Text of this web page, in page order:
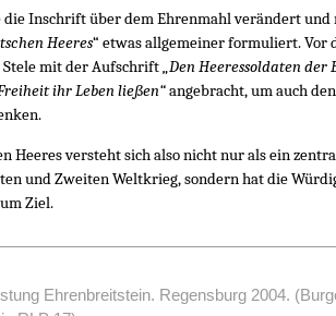
die Inschrift über dem Ehrenmahl verändert und
Heeres“ etwas allgemeiner formuliert. Vor
Stele mit der Aufschrift„Den Heeressoldaten der
ihr Leben ließen“angebracht, um auch
Heeres versteht sich also nicht nur als ein
und Zweiten Weltkrieg, sondern hat die
Ziel.
Ehrenbreitstein. Regensburg 2004.